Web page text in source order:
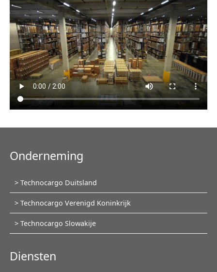
Onderneming
Navigatie
overslaan
Technocargo Duitsland
Technocargo Verenigd Koninkrijk
Technocargo Slowakije
Diensten